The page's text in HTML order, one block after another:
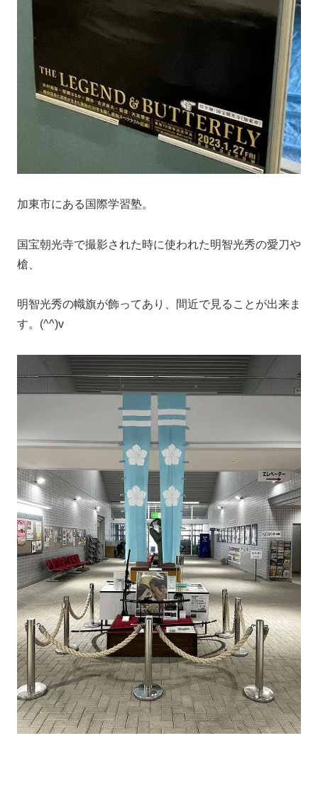
加東市にある国際学習塾。
国宝朝光寺で撮影された時に使われた明智光秀の愛刀や
槍、
明智光秀の幟旗が飾ってあり、間近で見ることが出来ま
す。(^^)v